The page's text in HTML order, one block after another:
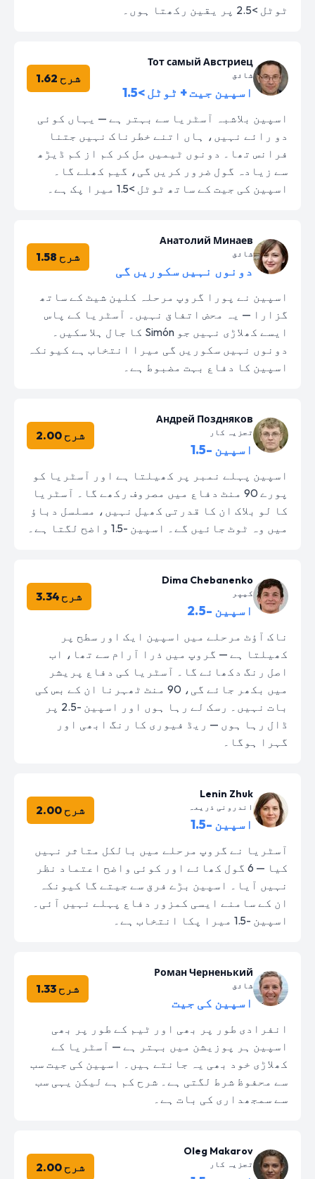
ٹوٹل >2.5 پر یقین رکھتا ہوں۔
Тот самый Австриец
شائق
اسپین جیت + ٹوٹل >1.5
شرح 1.62
اسپین بلاشبہ آسٹریا سے بہتر ہے — یہاں کوئی
دو رائے نہیں، ہاں اتنے خطرناک نہیں جتنا
فرانس تھا۔ دونوں ٹیمیں مل کر کم از کم ڈیڑھ
سے زیادہ گول ضرور کریں گی، گیم کھلے گا۔
اسپین کی جیت کے ساتھ ٹوٹل >1.5 میرا پک ہے۔
Анатолий Минаев
شائق
دونوں نہیں سکوریں گی
شرح 1.58
اسپین نے پورا گروپ مرحلہ کلین شیٹ کے ساتھ
گزارا — یہ محض اتفاق نہیں۔ آسٹریا کے پاس
ایسے کھلاڑی نہیں جو Simón کا جال ہلا سکیں۔
دونوں نہیں سکوریں گی میرا انتخاب ہے کیونکہ
اسپین کا دفاع بہت مضبوط ہے۔
Андрей Поздняков
تجزیہ کار
اسپین -1.5
شرح 2.00
اسپین پہلے نمبر پر کھیلتا ہے اور آسٹریا کو
پورے 90 منٹ دفاع میں مصروف رکھے گا۔ آسٹریا
کا لو بلاک ان کا قدرتی کھیل نہیں، مسلسل دباؤ
میں وہ ٹوٹ جائیں گے۔ اسپین -1.5 واضح لگتا ہے۔
Dima Chebanenko
کیپر
اسپین -2.5
شرح 3.34
ناک آؤٹ مرحلے میں اسپین ایک اور سطح پر
کھیلتا ہے — گروپ میں ذرا آرام سے تھا، اب
اصل رنگ دکھائے گا۔ آسٹریا کی دفاع پریشر
میں بکھر جائے گی، 90 منٹ ٹھہرنا ان کے بس کی
بات نہیں۔ رسک لے رہا ہوں اور اسپین -2.5 پر
ڈال رہا ہوں — ریڈ فیوری کا رنگ ابھی اور
گہرا ہوگا۔
Lenin Zhuk
اندرونی ذریعہ
اسپین -1.5
شرح 2.00
آسٹریا نے گروپ مرحلے میں بالکل متاثر نہیں
کیا — 6 گول کھائے اور کوئی واضح اعتماد نظر
نہیں آیا۔ اسپین بڑے فرق سے جیتے گا کیونکہ
ان کے سامنے ایسی کمزور دفاع پہلے نہیں آئی۔
اسپین -1.5 میرا پکا انتخاب ہے۔
Роман Черненький
شائق
اسپین کی جیت
شرح 1.33
انفرادی طور پر بھی اور ٹیم کے طور پر بھی
اسپین ہر پوزیشن میں بہتر ہے — آسٹریا کے
کھلاڑی خود بھی یہ جانتے ہیں۔ اسپین کی جیت سب
سے محفوظ شرط لگتی ہے۔ شرح کم ہے لیکن یہی سب
سے سمجھداری کی بات ہے۔
Oleg Makarov
تجزیہ کار شرح 2.00